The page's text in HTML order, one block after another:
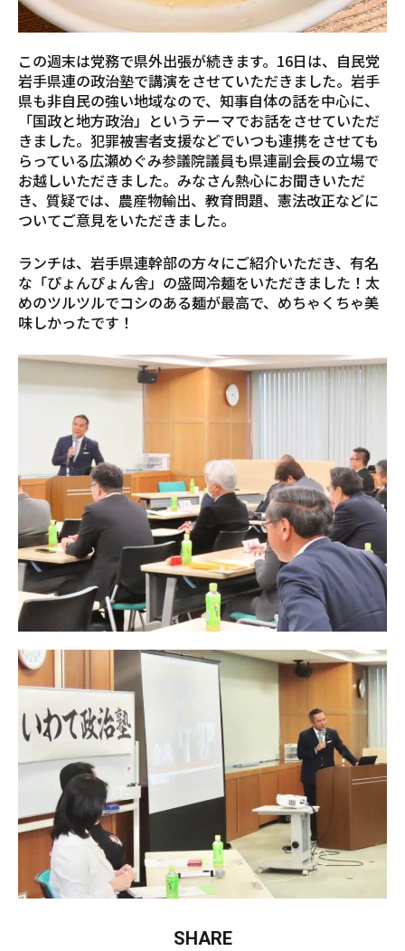
この週末は党務で県外出張が続きます。16日は、自民党
岩手県連の政治塾で講演をさせていただきました。岩手
県も非自民の強い地域なので、知事自体の話を中心に、
「国政と地方政治」というテーマでお話をさせていただ
きました。犯罪被害者支援などでいつも連携をさせても
らっている広瀬めぐみ参議院議員も県連副会長の立場で
お越しいただきました。みなさん熱心にお聞きいただ
き、質疑では、農産物輸出、教育問題、憲法改正などに
ついてご意見をいただきました。
ランチは、岩手県連幹部の方々にご紹介いただき、有名
な「ぴょんぴょん舎」の盛岡冷麺をいただきました！太
めのツルツルでコシのある麺が最高で、めちゃくちゃ美
味しかったです！
SHARE